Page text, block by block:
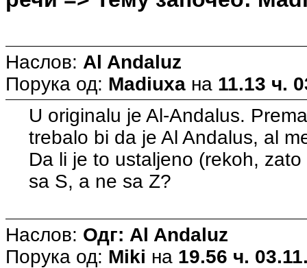
Наслов: Al Andaluz
Порука од: Madiuxa на 11.13 ч.
U originalu je Al-Andalus.
trebalo bi da je Al Andalus, al
Da li je to ustaljeno (rekoh,
sa S, a ne sa Z?
Наслов: Одг: Al Andaluz
Порука од: Miki на 19.56 ч.